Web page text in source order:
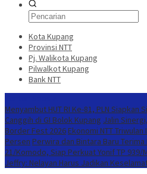
Kota Kupang
Provinsi NTT
Pj. Walikota Kupang
Pilwalkot Kupang
Bank NTT
Menyambut HUT RI Ke-81, PLN
Canggih di GI Bolok Kupang Jalin
Border Fest 2026 Ekonomi NTT
Persen Perwira dan Bintara Baru
21/Komodo, Siap Perkuat Yonif TP 939/
Jeffry: Nelayan Harus Jadikan